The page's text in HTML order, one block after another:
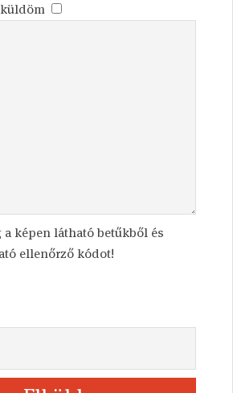
a képen látható betűkből és
ellenőrző kódot!